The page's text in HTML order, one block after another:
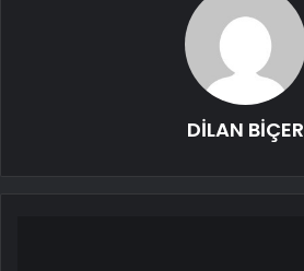
DİLAN BİÇER